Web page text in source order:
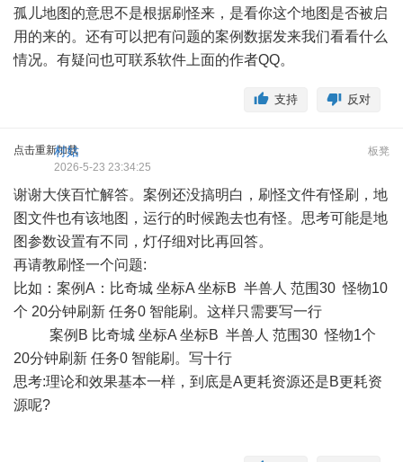
孤儿地图的意思不是根据刷怪来，是看你这个地图是否被启
用的来的。还有可以把有问题的案例数据发来我们看看什么
情况。有疑问也可联系软件上面的作者QQ。
反对
支持
点击重新加载 板凳
村姑
2026-5-23 23:34:25
谢谢大侠百忙解答。案例还没搞明白，刷怪文件有怪刷，地
图文件也有该地图，运行的时候跑去也有怪。思考可能是地
图参数设置有不同，灯仔细对比再回答。
再请教刷怪一个问题:
比如：案例A：比奇城 坐标A 坐标B 半兽人 范围30 怪物10
个 20分钟刷新 任务0 智能刷。这样只需要写一行
案例B 比奇城 坐标A 坐标B 半兽人 范围30 怪物1个
20分钟刷新 任务0 智能刷。写十行
思考:理论和效果基本一样，到底是A更耗资源还是B更耗资
源呢?